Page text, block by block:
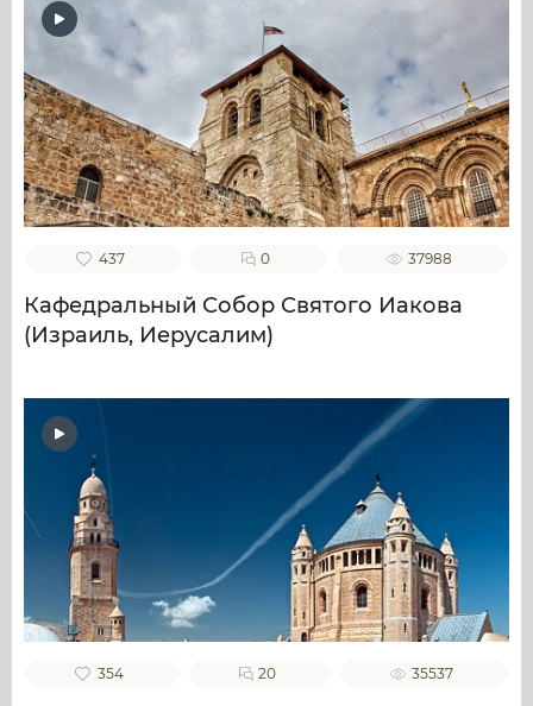
437 0 37988
Кафедральный Собор Святого Иакова
(Израиль, Иерусалим)
354 20 35537